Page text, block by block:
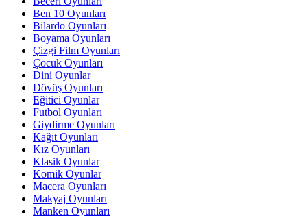
Ben 10 Oyunları
Bilardo Oyunları
Boyama Oyunları
Çizgi Film Oyunları
Çocuk Oyunları
Dini Oyunlar
Dövüş Oyunları
Eğitici Oyunlar
Futbol Oyunları
Giydirme Oyunları
Kağıt Oyunları
Kız Oyunları
Klasik Oyunlar
Komik Oyunlar
Macera Oyunları
Makyaj Oyunları
Manken Oyunları